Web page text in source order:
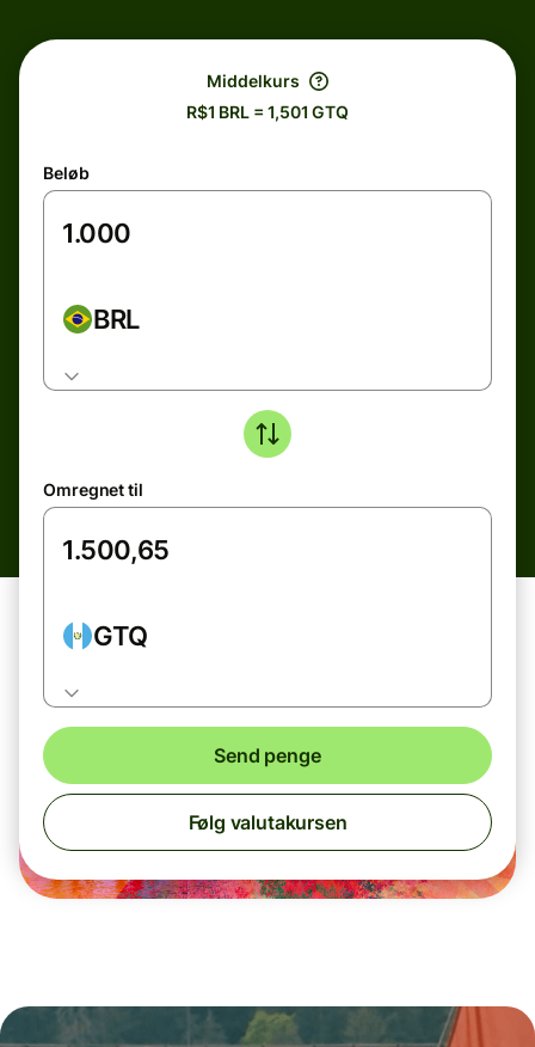
Middelkurs
R$1 BRL = 1,501 GTQ
Beløb
BRL
Omregnet til
GTQ
Send penge
Følg valutakursen